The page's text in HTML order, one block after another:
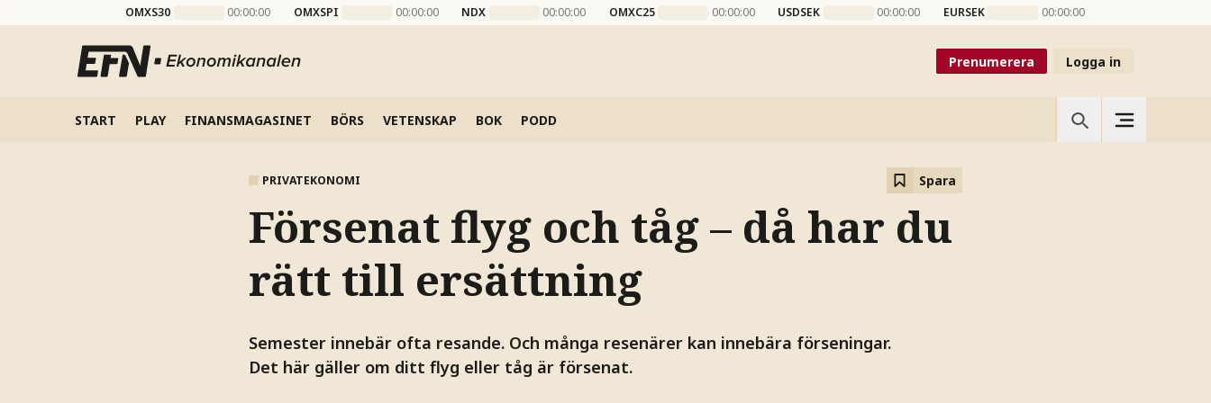
OMXS30 00:00:00 OMXSPI 00:00:00 NDX 00:00:00 OMXC25 00:00:00 USDSEK 00:00:00 EURSEK 00:00:00
Prenumerera Logga in
START PLAY FINANSMAGASINET BÖRS VETENSKAP BOK PODD
PRIVATEKONOMI Spara
Försenat flyg och tåg – då har du
rätt till ersättning
Semester innebär ofta resande. Och många resenärer kan innebära förseningar.
Det här gäller om ditt flyg eller tåg är försenat.